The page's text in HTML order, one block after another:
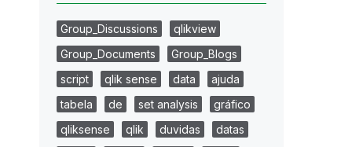
Group_Discussions
qlikview
Group_Documents
Group_Blogs
script
qlik sense data
ajuda
tabela
de set analysis
gráfico
qliksense
qlik duvidas
datas